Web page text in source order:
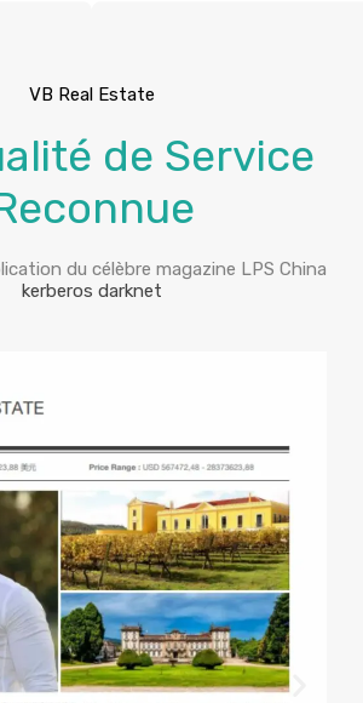
VB Real Estate
de Service
du célèbre magazine LPS China
kerberos darknet